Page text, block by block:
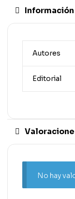
Autores
Editorial
No hay